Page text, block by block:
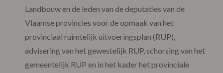
Landbouw en de leden van de deputaties van de
Vlaamse provincies voor de opmaak van het
provinciaal ruimtelijk uitvoeringsplan (RUP),
advisering van het gewestelijk RUP, schorsing van het
gemeentelijk RUP en in het kader het provinciale